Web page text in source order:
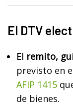
El DTV
El remito,
previsto en
AFIP 1415
de bienes.